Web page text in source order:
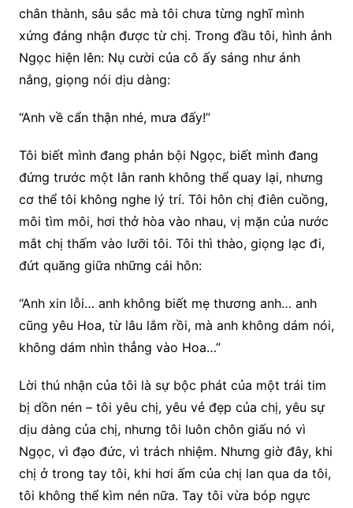
chân thành, sâu sắc mà tôi chưa từng nghĩ mình
xứng đáng nhận được từ chị. Trong đầu tôi, hình ảnh
Ngọc hiện lên: Nụ cười của cô ấy sáng như ánh
nắng, giọng nói dịu dàng:
“Anh về cẩn thận nhé, mưa đấy!”
Tôi biết mình đang phản bội Ngọc, biết mình đang
đứng trước một lằn ranh không thể quay lại, nhưng
cơ thể tôi không nghe lý trí. Tôi hôn chị điên cuồng,
môi tìm môi, hơi thở hòa vào nhau, vị mặn của nước
mắt chị thấm vào lưỡi tôi. Tôi thì thào, giọng lạc đi,
đứt quãng giữa những cái hôn:
“Anh xin lỗi… anh không biết mẹ thương anh… anh
cũng yêu Hoa, từ lâu lắm rồi, mà anh không dám nói,
không dám nhìn thẳng vào Hoa…”
Lời thú nhận của tôi là sự bộc phát của một trái tim
bị dồn nén – tôi yêu chị, yêu vẻ đẹp của chị, yêu sự
dịu dàng của chị, nhưng tôi luôn chôn giấu nó vì
Ngọc, vì đạo đức, vì trách nhiệm. Nhưng giờ đây, khi
chị ở trong tay tôi, khi hơi ấm của chị lan qua da tôi,
tôi không thể kìm nén nữa. Tay tôi vừa bóp ngực